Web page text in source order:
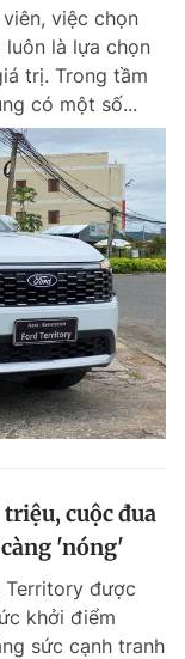
cáo
Chính sách bảo
24.3.2020
Cấm sao chép
bằng văn bản.
việc chọn
là lựa chọn
trị. Trong tầm
có một số...
cuộc đua
'nóng'
Territory được
khởi điểm
sức cạnh tranh